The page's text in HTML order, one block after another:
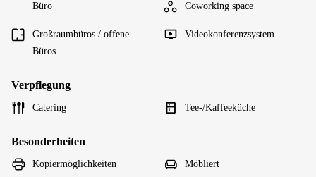
Büro Coworking space
Großraumbüros / offene
Büros
Videokonferenzsystem
Verpflegung
Catering Tee-/Kaffeeküche
Besonderheiten
Kopiermöglichkeiten Möbliert